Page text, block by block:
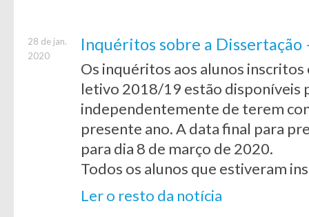
28 de jan.
2020
Inquéritos sobre a
Os inquéritos aos alunos
letivo 2018/19 estão disponíveis
independentemente de terem
presente ano. A data final para
para dia 8 de março de 2020.
Todos os alunos que estiveram
Ler o resto da notícia